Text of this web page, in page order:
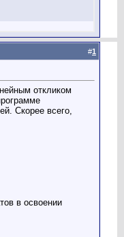
#1
откликом
Скорее всего,
в освоении